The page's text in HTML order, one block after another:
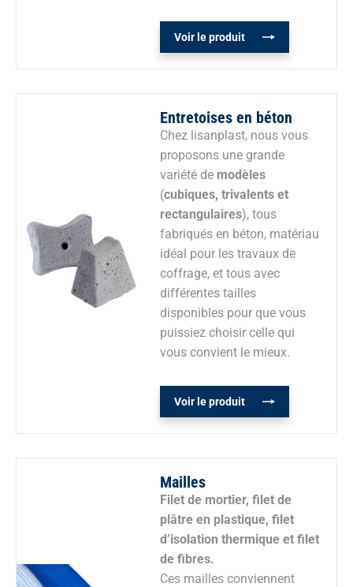
Voir le produit
Entretoises en béton
Chez lisanplast, nous vous
proposons une grande
variété de modèles
(cubiques, trivalents et
rectangulaires), tous
fabriqués en béton, matériau
idéal pour les travaux de
coffrage, et tous avec
différentes tailles
disponibles pour que vous
puissiez choisir celle qui
vous convient le mieux.
Voir le produit
Mailles
Filet de mortier, filet de
plâtre en plastique, filet
d’isolation thermique et filet
de fibres.
Ces mailles conviennent